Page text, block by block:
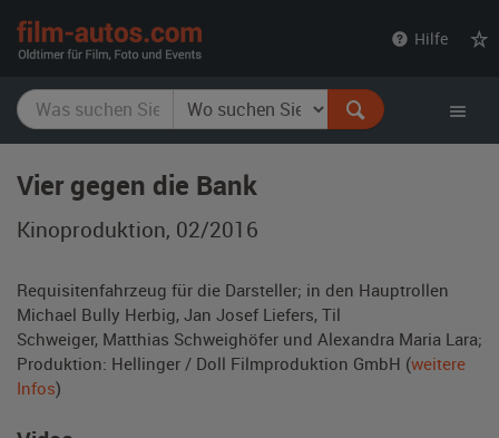
Hilfe
Vier gegen die Bank
Kinoproduktion, 02/2016
Requisitenfahrzeug für die Darsteller; in den Hauptrollen
Michael Bully Herbig, Jan Josef Liefers, Til
Schweiger, Matthias Schweighöfer und Alexandra Maria Lara;
Produktion: Hellinger / Doll Filmproduktion GmbH (weitere
Infos)